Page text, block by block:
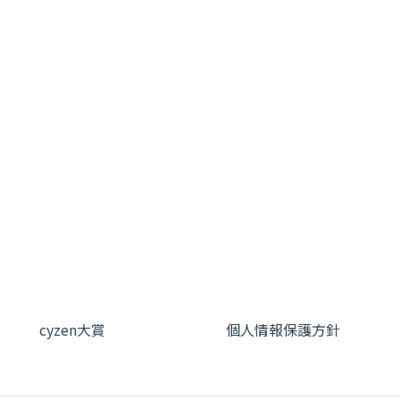
cyzen大賞 個人情報保護方針